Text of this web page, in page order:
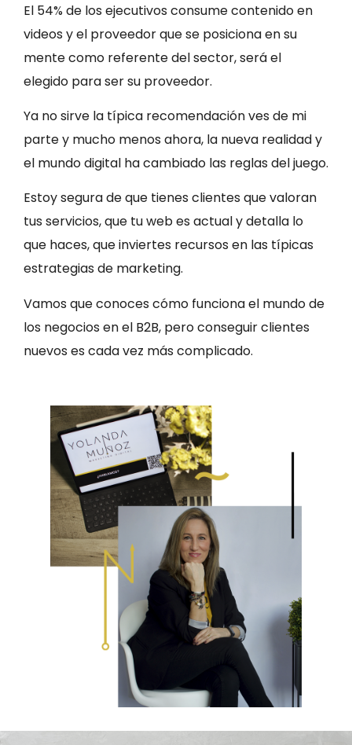
El 54% de los ejecutivos consume contenido en
videos y el proveedor que se posiciona en su
mente como referente del sector, será el
elegido para ser su proveedor.
Ya no sirve la típica recomendación ves de mi
parte y mucho menos ahora, la nueva realidad y
el mundo digital ha cambiado las reglas del juego.
Estoy segura de que tienes clientes que valoran
tus servicios, que tu web es actual y detalla lo
que haces, que inviertes recursos en las típicas
estrategias de marketing.
Vamos que conoces cómo funciona el mundo de
los negocios en el B2B, pero conseguir clientes
nuevos es cada vez más complicado.